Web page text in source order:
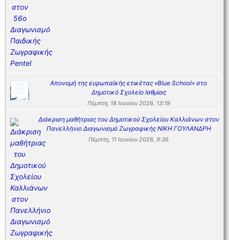
Απονομή της ευρωπαϊκής ετικέτας «Blue School» στο
Δημοτικό Σχολείο Ισθμίας
Πέμπτη, 18 Ιουνίου 2026, 13:19
Διάκριση μαθήτριας του Δημοτικού Σχολείου Καλλιάνων στον
Πανελλήνιο Διαγωνισμό Ζωγραφικής ΝΙΚΗ ΓΟΥΛΑΝΔΡΗ
Πέμπτη, 11 Ιουνίου 2026, 9:36